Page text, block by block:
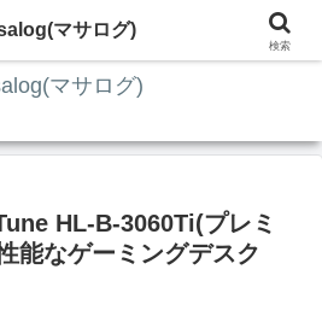
ット4割・その他2割 の趣味ブログ
マサログ)
HL-B-3060Ti(プレミ
能なゲーミングデスク
マサログ)
検索